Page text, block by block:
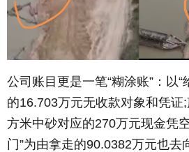
公司账目更是一笔“糊涂账”：以“
的16.703万元无收款对象和凭证;
方米中砂对应的270万元现金凭
门”为由拿走的90.0382万元也去